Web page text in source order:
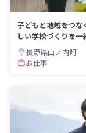
子どもと地域をつ
しい学校づくりを一
長野県山ノ内町
お仕事